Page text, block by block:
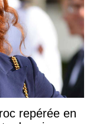
repérée en